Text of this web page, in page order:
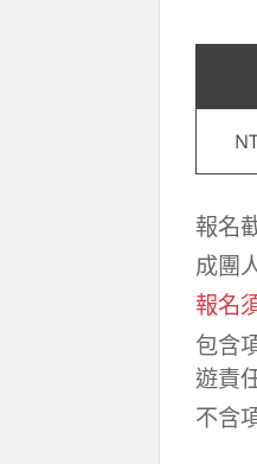
報名
成團
報名
包含
遊責
不含